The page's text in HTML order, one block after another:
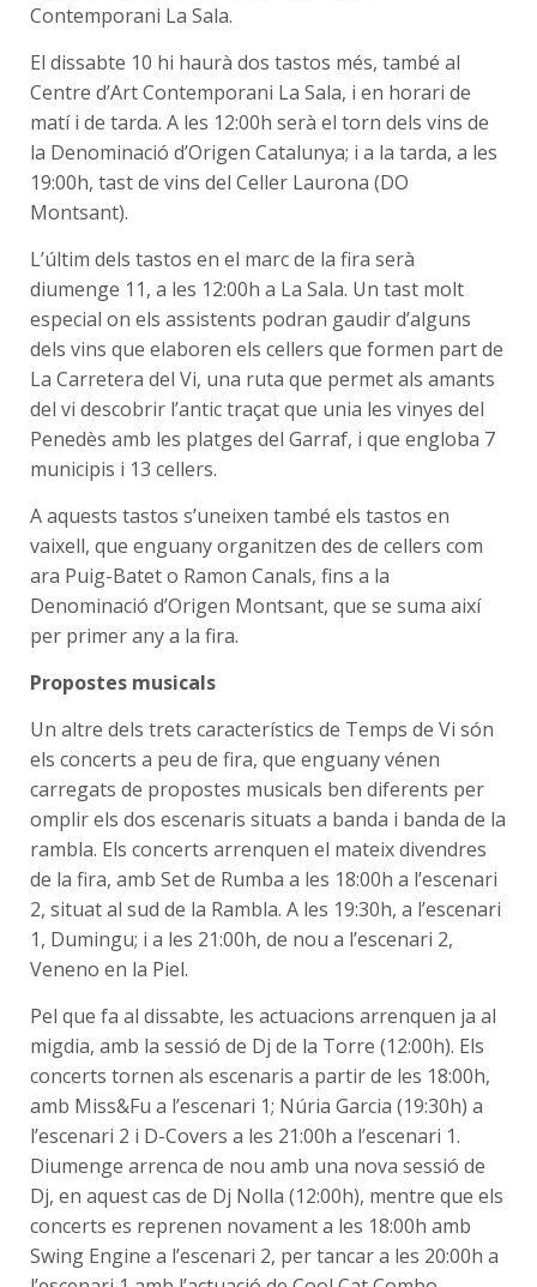
Contemporani La Sala.
El dissabte 10 hi haurà dos tastos més, també al
Centre d’Art Contemporani La Sala, i en horari de
matí i de tarda. A les 12:00h serà el torn dels vins de
la Denominació d’Origen Catalunya; i a la tarda, a les
19:00h, tast de vins del Celler Laurona (DO
Montsant).
L’últim dels tastos en el marc de la fira serà
diumenge 11, a les 12:00h a La Sala. Un tast molt
especial on els assistents podran gaudir d’alguns
dels vins que elaboren els cellers que formen part de
La Carretera del Vi, una ruta que permet als amants
del vi descobrir l’antic traçat que unia les vinyes del
Penedès amb les platges del Garraf, i que engloba 7
municipis i 13 cellers.
A aquests tastos s’uneixen també els tastos en
vaixell, que enguany organitzen des de cellers com
ara Puig-Batet o Ramon Canals, fins a la
Denominació d’Origen Montsant, que se suma així
per primer any a la fira.
Propostes musicals
Un altre dels trets característics de Temps de Vi són
els concerts a peu de fira, que enguany vénen
carregats de propostes musicals ben diferents per
omplir els dos escenaris situats a banda i banda de la
rambla. Els concerts arrenquen el mateix divendres
de la fira, amb Set de Rumba a les 18:00h a l’escenari
2, situat al sud de la Rambla. A les 19:30h, a l’escenari
1, Dumingu; i a les 21:00h, de nou a l’escenari 2,
Veneno en la Piel.
Pel que fa al dissabte, les actuacions arrenquen ja al
migdia, amb la sessió de Dj de la Torre (12:00h). Els
concerts tornen als escenaris a partir de les 18:00h,
amb Miss&Fu a l’escenari 1; Núria Garcia (19:30h) a
l’escenari 2 i D-Covers a les 21:00h a l’escenari 1.
Diumenge arrenca de nou amb una nova sessió de
Dj, en aquest cas de Dj Nolla (12:00h), mentre que els
concerts es reprenen novament a les 18:00h amb
Swing Engine a l’escenari 2, per tancar a les 20:00h a